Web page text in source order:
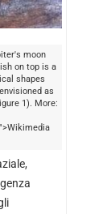
moon
on top is a
shapes
as
1). More: